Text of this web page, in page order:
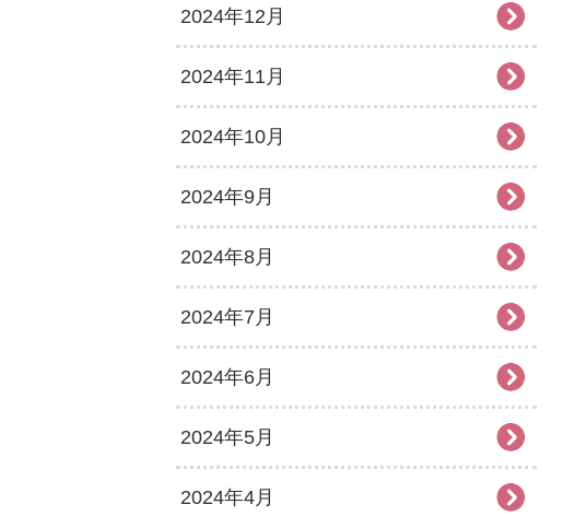
2024年12月
2024年11月
2024年10月
2024年9月
2024年8月
2024年7月
2024年6月
2024年5月
2024年4月